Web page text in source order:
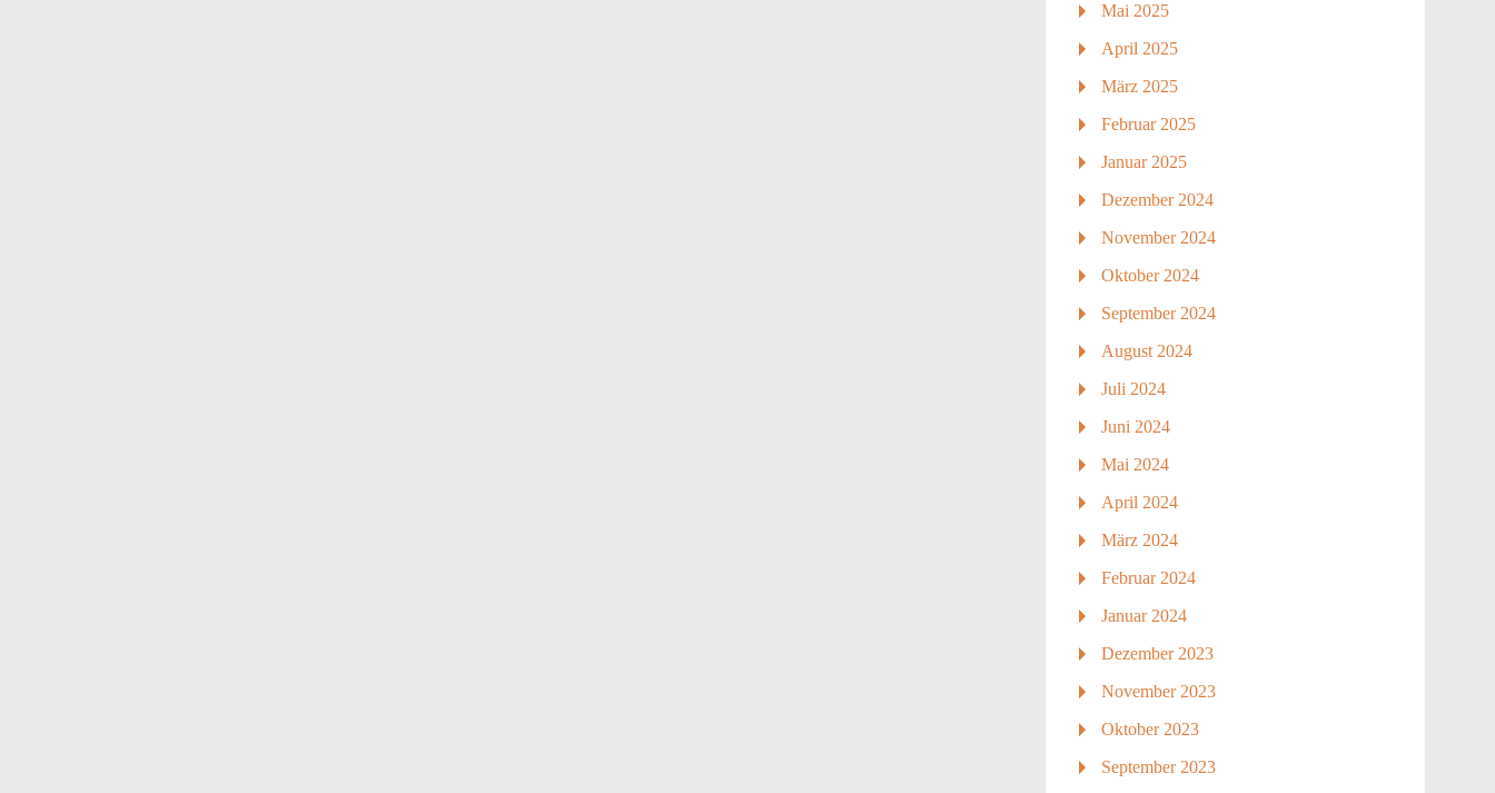
Mai 2025
April 2025
März 2025
Februar 2025
Januar 2025
Dezember 2024
November 2024
Oktober 2024
September 2024
August 2024
Juli 2024
Juni 2024
Mai 2024
April 2024
März 2024
Februar 2024
Januar 2024
Dezember 2023
November 2023
Oktober 2023
September 2023